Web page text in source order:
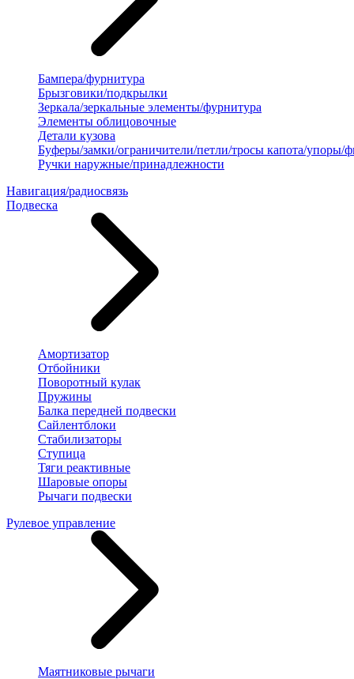
Бампера/фурнитура
Брызговики/подкрылки
Зеркала/зеркальные элементы/фурнитура
Элементы облицовочные
Детали кузова
Буферы/замки/ограничители/петли/тросы капота/упоры/
Ручки наружные/принадлежности
Навигация/радиосвязь
Подвеска
Амортизатор
Отбойники
Поворотный кулак
Пружины
Балка передней подвески
Сайлентблоки
Стабилизаторы
Ступица
Тяги реактивные
Шаровые опоры
Рычаги подвески
Рулевое управление
Маятниковые рычаги